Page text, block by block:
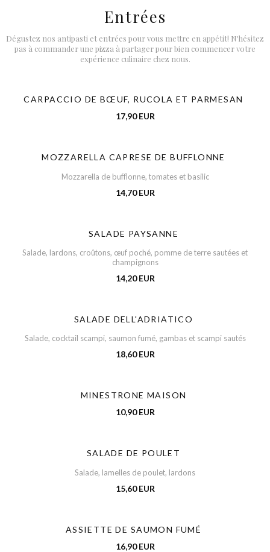
Entrées
Dégustez nos antipasti et entrées pour vous mettre en appétit! N'hésitez
pas à commander une pizza à partager pour bien commencer votre
expérience culinaire chez nous.
CARPACCIO DE BŒUF, RUCOLA ET PARMESAN
17,90 EUR
MOZZARELLA CAPRESE DE BUFFLONNE
Mozzarella de bufflonne, tomates et basilic
14,70 EUR
SALADE PAYSANNE
Salade, lardons, croûtons, œuf poché, pomme de terre sautées et
champignons
14,20 EUR
SALADE DELL'ADRIATICO
Salade, cocktail scampi, saumon fumé, gambas et scampi sautés
18,60 EUR
MINESTRONE MAISON
10,90 EUR
SALADE DE POULET
Salade, lamelles de poulet, lardons
15,60 EUR
ASSIETTE DE SAUMON FUMÉ
16,90 EUR